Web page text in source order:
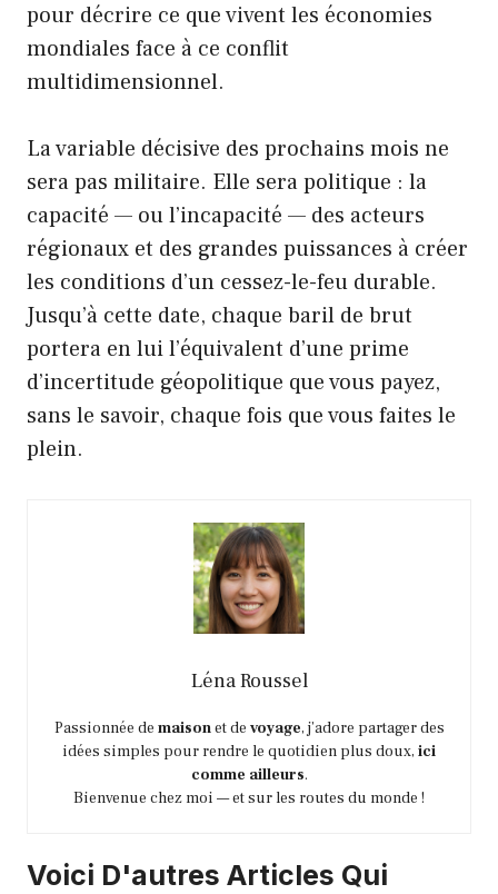
pour décrire ce que vivent les économies
mondiales face à ce conflit
multidimensionnel.
La variable décisive des prochains mois ne
sera pas militaire. Elle sera politique : la
capacité — ou l’incapacité — des acteurs
régionaux et des grandes puissances à créer
les conditions d’un cessez-le-feu durable.
Jusqu’à cette date, chaque baril de brut
portera en lui l’équivalent d’une prime
d’incertitude géopolitique que vous payez,
sans le savoir, chaque fois que vous faites le
plein.
Léna Roussel
Passionnée de maisonet de voyage, j’adore partager des
idées simples pour rendre le quotidien plus doux, ici
comme ailleurs.
Bienvenue chez moi — et sur les routes du monde !
Voici D'autres Articles Qui